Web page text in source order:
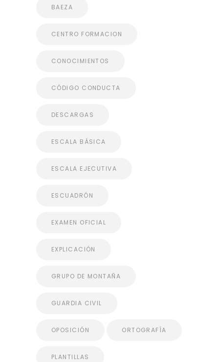
BAEZA
CENTRO FORMACION
CONOCIMIENTOS
CÓDIGO CONDUCTA
DESCARGAS
ESCALA BÁSICA
ESCALA EJECUTIVA
ESCUADRÓN
EXAMEN OFICIAL
EXPLICACIÓN
GRUPO DE MONTAÑA
GUARDIA CIVIL
OPOSICIÓN ORTOGRAFÍA
PLANTILLAS